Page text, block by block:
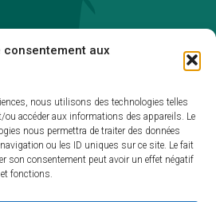
consentement aux
nous utilisons des technologies telles
ou accéder aux informations des appareils. Le
nous permettra de traiter des données
ou les ID uniques sur ce site. Le fait
son consentement peut avoir un effet négatif
fonctions.
Accessibilité